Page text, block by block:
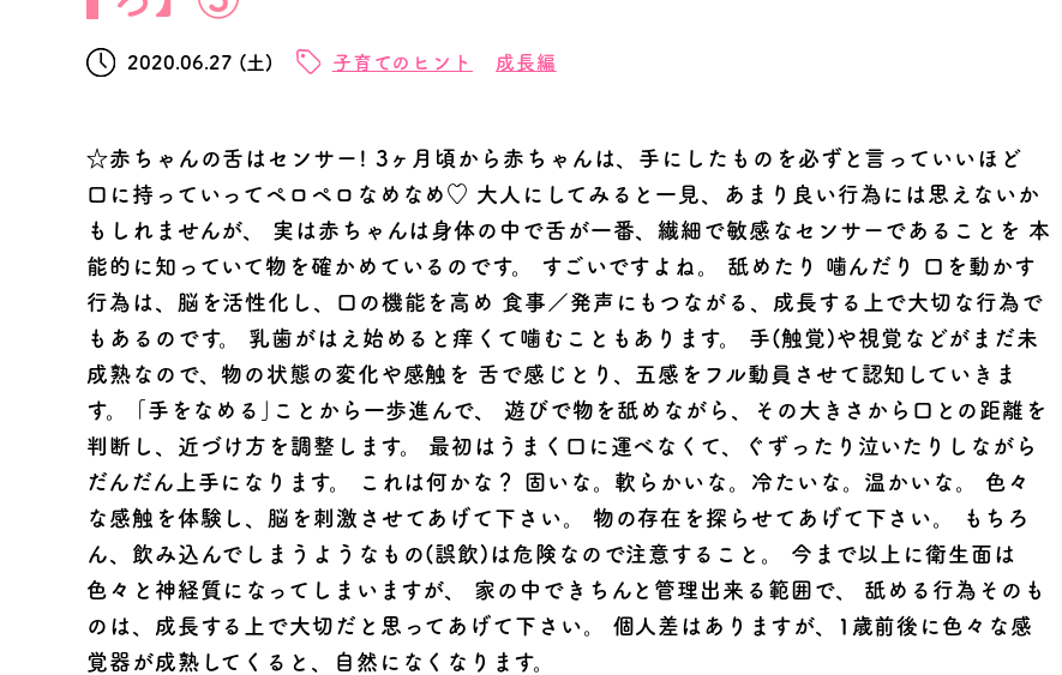
2020.06.27 (土) 子育てのヒント 成長編
☆赤ちゃんの舌はセンサー! 3ヶ月頃から赤ちゃんは、手にしたものを必ずと言っていいほど
口に持っていってペロペロなめなめ♡ 大人にしてみると一見、あまり良い行為には思えないか
もしれませんが、 実は赤ちゃんは身体の中で舌が一番、繊細で敏感なセンサーであることを 本
能的に知っていて物を確かめているのです。 すごいですよね。 舐めたり 噛んだり 口を動かす
行為は、脳を活性化し、口の機能を高め 食事／発声にもつながる、成長する上で大切な行為で
もあるのです。 乳歯がはえ始めると痒くて噛むこともあります。 手(触覚)や視覚などがまだ未
成熟なので、物の状態の変化や感触を 舌で感じとり、五感をフル動員させて認知していきま
す。 ｢手をなめる｣ことから一歩進んで、 遊びで物を舐めながら、その大きさから口との距離を
判断し、近づけ方を調整します。 最初はうまく口に運べなくて、ぐずったり泣いたりしながら
だんだん上手になります。 これは何かな？ 固いな。軟らかいな。冷たいな。温かいな。 色々
な感触を体験し、脳を刺激させてあげて下さい。 物の存在を探らせてあげて下さい。 もちろ
ん、飲み込んでしまうようなもの(誤飲)は危険なので注意すること。 今まで以上に衛生面は
色々と神経質になってしまいますが、 家の中できちんと管理出来る範囲で、 舐める行為そのも
のは、成長する上で大切だと思ってあげて下さい。 個人差はありますが、1歳前後に色々な感
覚器が成熟してくると、自然になくなります。